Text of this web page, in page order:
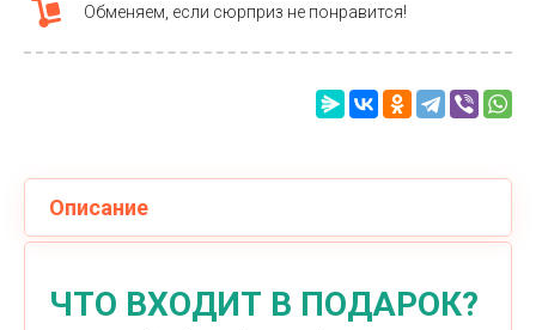
Обменяем, если сюрприз не понравится!
Описание
ЧТО ВХОДИТ В ПОДАРОК?